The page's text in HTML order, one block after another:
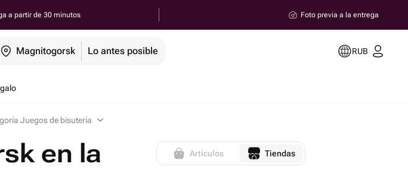
a partir de 30 minutos Foto previa a la entrega
Magnitogorsk Lo antes posible RUB
Juegos de bisutería
en la
Artículos Tiendas